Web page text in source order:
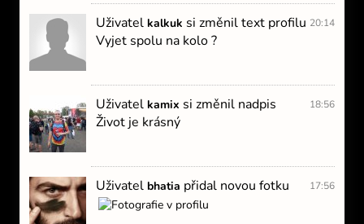
Uživatel kalkuk si změnil text profilu 20:14
Vyjet spolu na kolo ?
Uživatel kamix si změnil nadpis 18:56
Život je krásný
Uživatel bhatia přidal novou fotku 17:56